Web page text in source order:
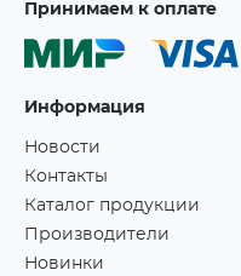
Принимаем к оплате
Информация
Новости
Контакты
Каталог продукции
Производители
Новинки